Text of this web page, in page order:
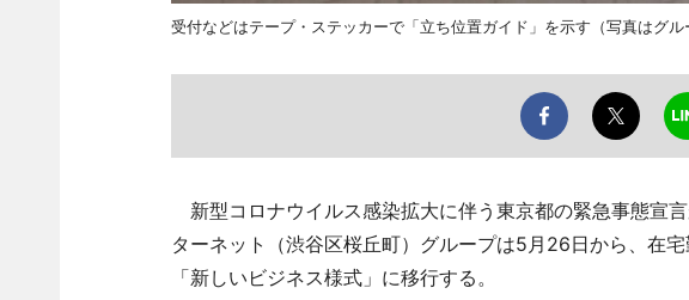
受付などはテープ・ステッカーで「立ち位置ガイド」を示す（写真はグル
新型コロナウイルス感染拡大に伴う東京都の緊急事態宣
ターネット（渋谷区桜丘町）グループは5月26日から、在
「新しいビジネス様式」に移行する。